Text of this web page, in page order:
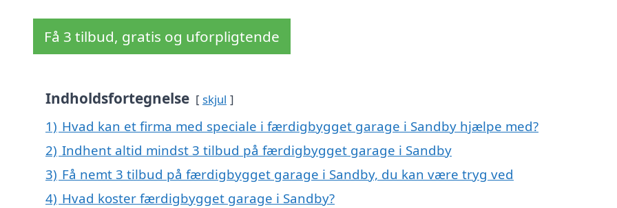
Få 3 tilbud, gratis og uforpligtende
Indholdsfortegnelse skjul
1) Hvad kan et firma med speciale i færdigbygget garage i Sandby hjælpe med?
2) Indhent altid mindst 3 tilbud på færdigbygget garage i Sandby
3) Få nemt 3 tilbud på færdigbygget garage i Sandby, du kan være tryg ved
4) Hvad koster færdigbygget garage i Sandby?